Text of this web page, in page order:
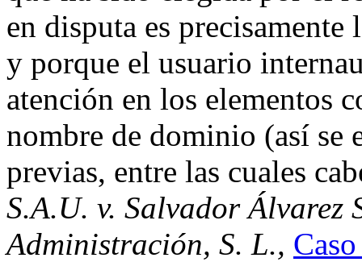
en disputa es
y porque el usuario
atención en los elementos
nombre de dominio (así se
previas, entre las cuales
S.A.U. v. Salvador Álvarez
Administración, S. L.,